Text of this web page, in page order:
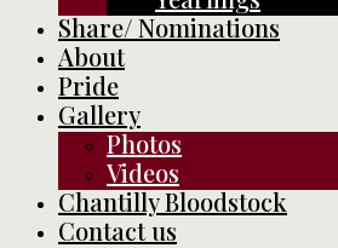
Share/ Nominations
About
Pride
Gallery
Photos
Videos
Chantilly Bloodstock
Contact us